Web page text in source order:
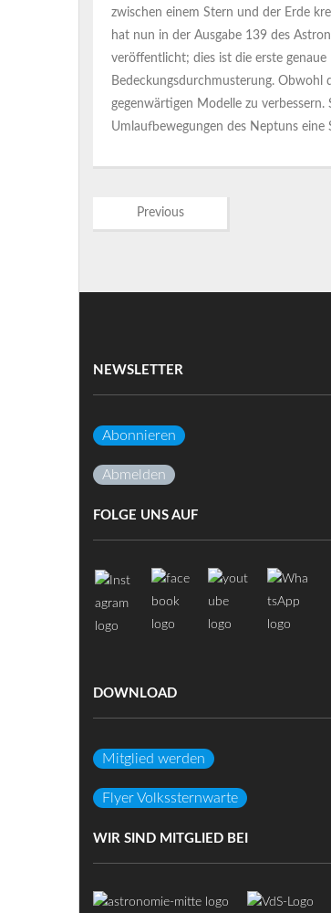
zwischen einem Stern und der Erde
hat nun in der Ausgabe 139 des
veröffentlicht; dies ist die erste
Bedeckungsdurchmusterung. Obwohl
gegenwärtigen Modelle zu
Umlaufbewegungen des Neptuns eine
Previous
NEWSLETTER
Abonnieren
Abmelden
FOLGE UNS AUF
DOWNLOAD
Mitglied werden
Flyer Volkssternwarte
WIR SIND MITGLIED BEI